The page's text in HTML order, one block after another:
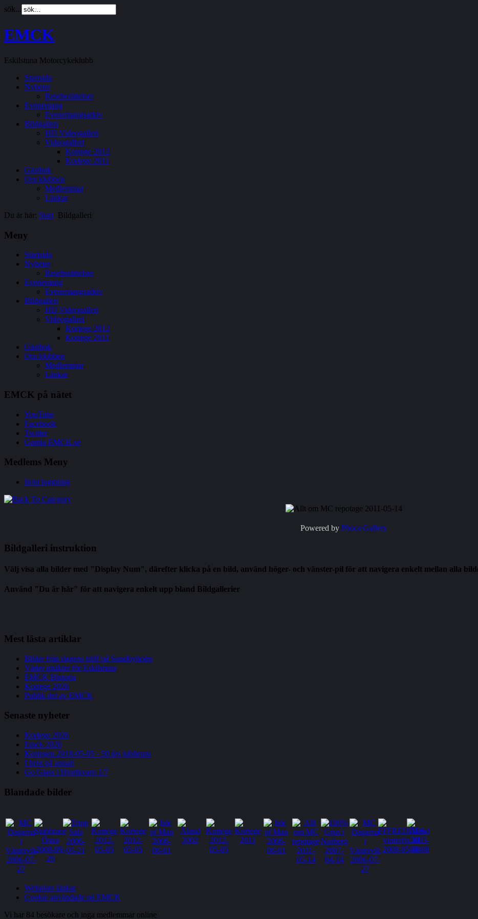
sök...
EMCK
Eskilstuna Motorcykeklubb
Startsida
Nyheter
Reseberättelser
Evenemang
Evenemangsarkiv
Bildgalleri
HD Videogalleri
Videogalleri
Kortege 2012
Kortege 2011
Gästbok
Om klubben
Medlemmar
Länkar
Du är här: Start Bildgalleri
Meny
Startsida
Nyheter
Reseberättelser
Evenemang
Evenemangsarkiv
Bildgalleri
HD Videogalleri
Videogalleri
Kortege 2012
Kortege 2011
Gästbok
Om klubben
Medlemmar
Länkar
EMCK på nätet
YouTube
Facebook
Twitter
Gamla EMCK.se
Medlems Meny
In/ut loggning
Powered by Phoca Gallery
Bildgalleri instruktion
Välj visa alla bilder med "Display Num", därefter klicka på en bild, använd höger- och vänster-pil för att navigera enkelt mellan alla
Använd "Du är här" för att navigera enkelt upp bland Bildgallerier
Mest lästa artiklar
Bilder från dagens träff på Sundbyholm
Väder utsikter för Eskilstuna
EMCK Historia
Kortege 2026
Publik del av EMCK
Senaste nyheter
Kortege 2026
Emck 2026
Kortegen 2018-05-05 - 50 års jubileum
I brist på annat!
Go Glass i Hjortkvarn 1/7
Blandade bilder
Webplats länkar
Cookie användade på EMCK
Vi har 84 besökare och inga medlemmar online